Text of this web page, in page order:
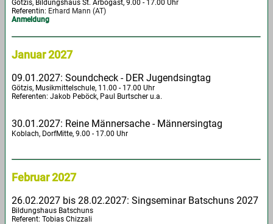
Götzis, Bildungshaus St. Arbogast, 9.00 - 17.00 Uhr
Referentin: Erhard Mann (AT)
Anmeldung
Januar 2027
09.01.2027: Soundcheck - DER Jugendsingtag
Götzis, Musikmittelschule, 11.00 - 17.00 Uhr
Referenten: Jakob Peböck, Paul Burtscher u.a.
30.01.2027: Reine Männersache - Männersingtag
Koblach, DorfMitte, 9.00 - 17.00 Uhr
Februar 2027
26.02.2027 bis 28.02.2027: Singseminar Batschuns 2027
Bildungshaus Batschuns
Referent: Tobias Chizzali